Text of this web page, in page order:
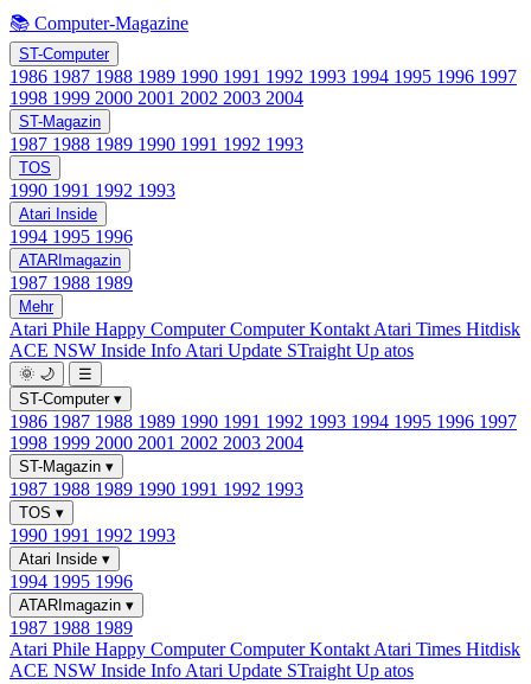
📚 Computer-Magazine
ST-Computer
1986 1987 1988 1989 1990 1991 1992 1993 1994 1995 1996 1997
1998 1999 2000 2001 2002 2003 2004
ST-Magazin
1987 1988 1989 1990 1991 1992 1993
TOS
1990 1991 1992 1993
Atari Inside
1994 1995 1996
ATARImagazin
1987 1988 1989
Mehr
Atari Phile Happy ComputerComputer Kontakt Atari Times Hitdisk
ACE NSW Inside Info Atari Update STraight Up atos
🌞 🌙
☰
ST-Computer ▾
1986 1987 1988 1989 1990 1991 1992 1993 1994 1995 1996 1997
1998 1999 2000 2001 2002 2003 2004
ST-Magazin ▾
1987 1988 1989 1990 1991 1992 1993
TOS ▾
1990 1991 1992 1993
Atari Inside ▾
1994 1995 1996
ATARImagazin ▾
1987 1988 1989
Atari Phile Happy ComputerComputer Kontakt Atari Times Hitdisk
ACE NSW Inside Info Atari Update STraight Up atos